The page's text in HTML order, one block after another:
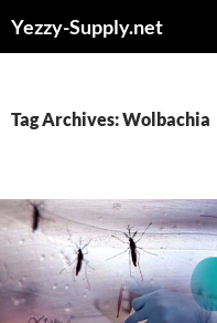
Yezzy-Supply.net
Tag Archives: Wolbachia